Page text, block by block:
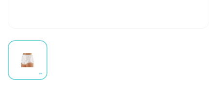
View larger image